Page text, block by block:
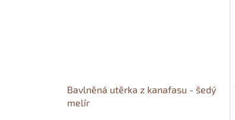
Bavlněná utěrka z kanafasu - šedý
melír